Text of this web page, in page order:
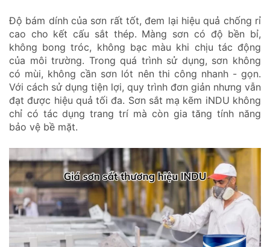
Độ bám dính của sơn rất tốt, đem lại hiệu quả chống rỉ
cao cho kết cấu sắt thép. Màng sơn có độ bền bỉ,
không bong tróc, không bạc màu khi chịu tác động
của môi trường. Trong quá trình sử dụng, sơn không
có mùi, không cần sơn lót nên thi công nhanh - gọn.
Với cách sử dụng tiện lợi, quy trình đơn giản nhưng vẫn
đạt được hiệu quả tối đa. Sơn sắt mạ kẽm iNDU không
chỉ có tác dụng trang trí mà còn gia tăng tính năng
bảo vệ bề mặt.